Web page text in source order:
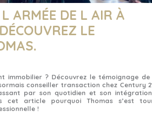
ARMÉE DE L AIR À
LE
immobilier ? Découvrez le témoignage de
conseiller transaction chez Century
par son quotidien et son
cet article pourquoi Thomas s’est
!